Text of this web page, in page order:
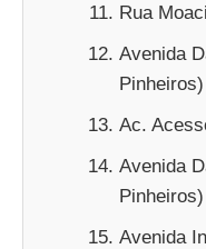
Rua
Avenida
Ac.
Avenida
Avenida